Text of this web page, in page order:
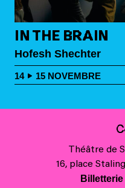
IN THE BRAIN
Hofesh Shechter
14 15 NOVEMBRE
Théâtre de
16, place
Billetterie